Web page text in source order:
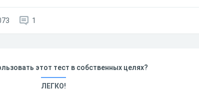
1
этот тест в собственных целях?
ЛЕГКО!